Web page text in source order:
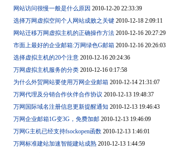
网站访问很慢一般是什么原因 2010-12-20 22:33:39
选择万网虚拟空间个人网站成败之关键 2010-12-18 2:09:11
网站迁移万网虚拟主机的正确操作方法 2010-12-16 20:27:29
市面上最好的企业邮箱:万网绿色G邮箱 2010-12-16 20:26:03
选择虚拟主机的20个注意 2010-12-16 20:24:36
万网虚拟主机服务的分类 2010-12-16 0:17:58
为什么外贸网站要使用万网企业邮箱 2010-12-14 21:31:07
万网代理及分销合作伙伴合作协议 2010-12-13 19:48:37
万网国际域名注册信息更新提醒通知 2010-12-13 19:46:43
万网企业邮箱1G变3G，免费加邮 2010-12-13 19:46:09
万网G主机已经支持fsockopen函数 2010-12-13 1:46:01
万网标准建站加速智能建站成熟 2010-12-13 1:44:59